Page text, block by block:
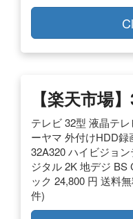
【楽天市場
テレビ 32型 液晶テ
ーヤマ 外付けHDD録
32A320 ハイビジョ
ジタル 2K 地デジ BS
ック 24,800 円 送料
件)